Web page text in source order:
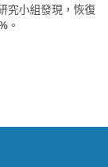
究小組發現，恢復
。